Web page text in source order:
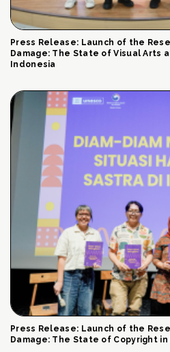
Press Release: Launch of the
Damage: The State of Visual Arts
Indonesia
Press Release: Launch of the
Damage: The State of Copyright in